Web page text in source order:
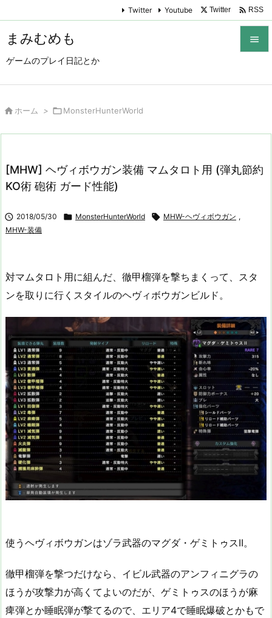
まみむめも
ゲームのプレイ日記とか

次へ
Twitter Youtube Twitter  RSS
 ホーム > MonsterHunterWorld
[MHW] ヘヴィボウガン装備 マムタロト用 (弾丸節約
KO術 砲術 ガード性能)
 2018/05/30  MonsterHunterWorld  MHW-ヘヴィボウガン ,
MHW-装備
対マムタロト用に組んだ、徹甲榴弾を撃ちまくって、スタ
ンを取りに行くスタイルのヘヴィボウガンビルド。
使うヘヴィボウガンはゾラ武器のマグダ・ゲミトゥスII。
徹甲榴弾を撃つだけなら、イビル武器のアンフィニグラの
ほうが攻撃力が高くてよいのだが、ゲミトゥスのほうが麻
痺弾とか睡眠弾が撃てるので、エリア4で睡眠爆破とかもで